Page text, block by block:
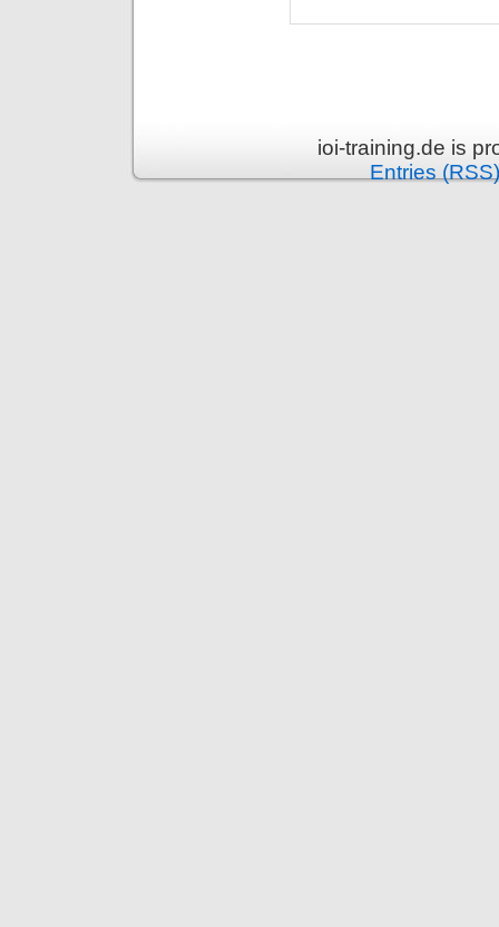
ioi-training.de is
Entries (RSS)